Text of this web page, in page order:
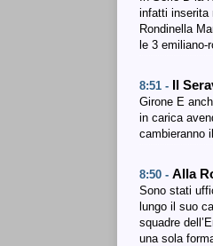
infatti inserita
Rondinella
le 3
8:51 - Il
Girone E
in carica
cambieranno
8:50 - Alla
Sono stati
lungo il suo
squadre
una sola